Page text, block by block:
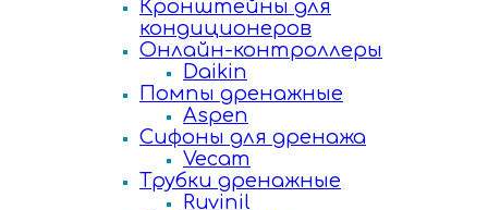
Кронштейны для
кондиционеров
Онлайн-контроллеры
Daikin
Помпы дренажные
Aspen
Сифоны для дренажа
Vecam
Трубки дренажные
Ruvinil